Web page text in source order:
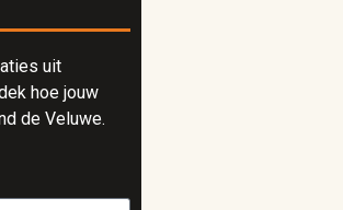
uit
hoe jouw
de Veluwe.